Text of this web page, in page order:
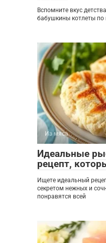
Вспомните вкус
бабушкины котлеты по
Из мяса
Идеальные
рецепт,
Ищете идеальный
секретом нежных и
понравятся всей